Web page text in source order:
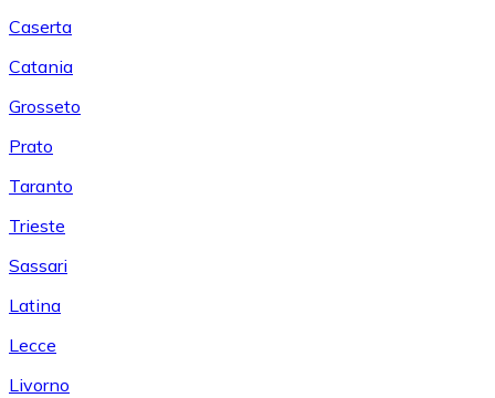
Caserta
Catania
Grosseto
Prato
Taranto
Trieste
Sassari
Latina
Lecce
Livorno